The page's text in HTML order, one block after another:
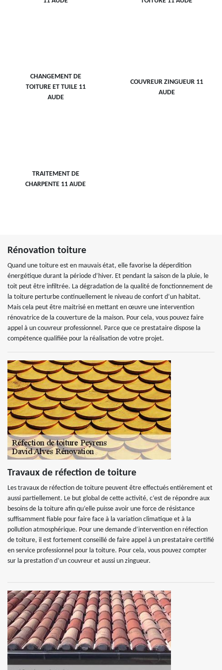
CHANGEMENT DE
TOITURE ET TUILE 11
AUDE
COUVREUR ZINGUEUR 11
AUDE
TRAITEMENT DE
CHARPENTE 11 AUDE
Rénovation toiture
Quand une toiture est en mauvais état, elle favorise la déperdition
énergétique durant la période d’hiver. Et pendant la saison de la pluie, le
toit peut être infiltrée. La dégradation de la qualité de fonctionnement de
la toiture perturbe continuellement le niveau de confort d’un habitat.
Mais cela peut être maitrisé en mettant en œuvre une intervention
rénovatrice de la couverture de la maison. Pour cela, vous pouvez faire
appel à un couvreur professionnel. Parce que ce prestataire dispose la
compétence qualifiée pour la réalisation de votre projet.
Travaux de réfection de toiture
Les travaux de réfection de toiture peuvent être effectués entièrement et
aussi partiellement. Le but global de cette activité, c’est de répondre aux
besoins de la toiture afin qu’elle puisse avoir une force de résistance
suffisamment fiable pour faire face à la variation climatique et à la
pollution atmosphérique. Pour une demande d’intervention en réfection
de toiture, il est fortement conseillé de faire appel à un prestataire certifié
en service professionnel pour la toiture. Pour cela, vous pouvez compter
sur la prestation d’un couvreur et aussi un zingueur.